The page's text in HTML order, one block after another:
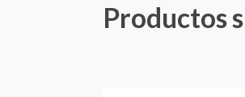
Productos